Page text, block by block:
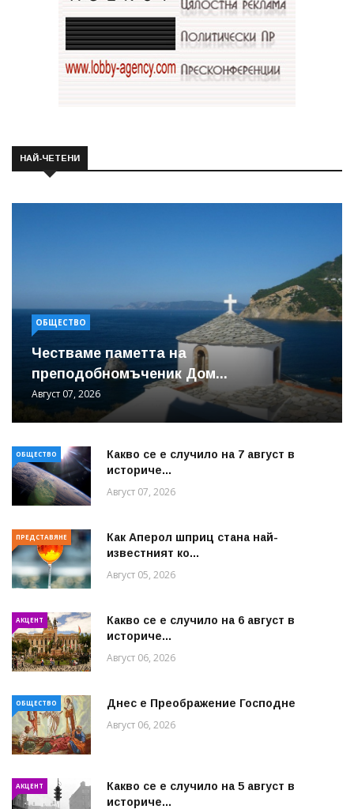
НАЙ-ЧЕТЕНИ
ОБЩЕСТВО
Честваме паметта на
преподобномъченик Дом...
Август 07, 2026
ОБЩЕСТВО
Какво се е случило на 7 август в
историче...
Август 07, 2026
ПРЕДСТАВЯНЕ
Как Аперол шприц стана най-
известният ко...
Август 05, 2026
АКЦЕНТ
Какво се е случило на 6 август в
историче...
Август 06, 2026
ОБЩЕСТВО Днес е Преображение Господне
Август 06, 2026
АКЦЕНТ
Какво се е случило на 5 август в
историче...